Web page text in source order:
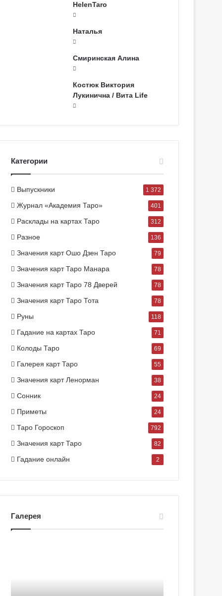
HelenTaro
Наталья
Смиринская Алина
Костюк Виктория
Лукинична / Вита Life
Категории
Выпускники 1 372
Журнал «Академия Таро» 401
Расклады на картах Таро 312
Разное 136
Значения карт Ошо Дзен Таро 79
Значения карт Таро Манара 78
Значения карт Таро 78 Дверей 78
Значения карт Таро Тота 78
Руны 118
Гадание на картах Таро 71
Колоды Таро 69
Галерея карт Таро 55
Значения карт Ленорман 38
Сонник 24
Приметы 24
Таро Гороскоп 792
Значения карт Таро 82
Гадание онлайн 2
Галерея